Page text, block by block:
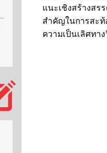
แนะเชิงสร้างสร
สำคัญในการสะ
ความเป็นเลิศทา